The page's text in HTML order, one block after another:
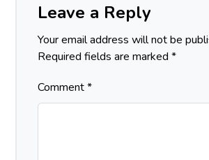
Leave a Reply
Your email address will not be
Required fields are marked*
Comment*